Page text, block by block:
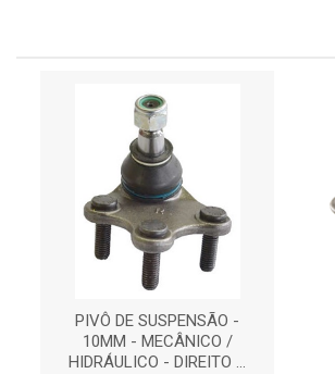
PIVÔ DE SUSPENSÃO -
10MM - MECÂNICO /
HIDRÁULICO - DIREITO ...